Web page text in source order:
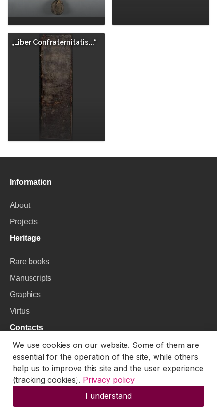
„Liber Confraternitatis...“
Information
About
Projects
Heritage
Rare books
Manuscripts
Graphics
Virtus
Contacts
Universiteto g. 3, LT-01122, Vilnius
Email:skaitmenines.kolekcijos@mb.vu.lt
We use cookies on our website. Some of them are
essential for the operation of the site, while others
help us to improve this site and the user experience
(tracking cookies). Privacy policy
I understand